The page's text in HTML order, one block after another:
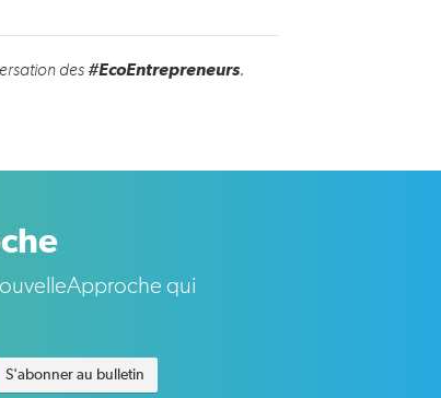
des #EcoEntrepreneurs.
qui